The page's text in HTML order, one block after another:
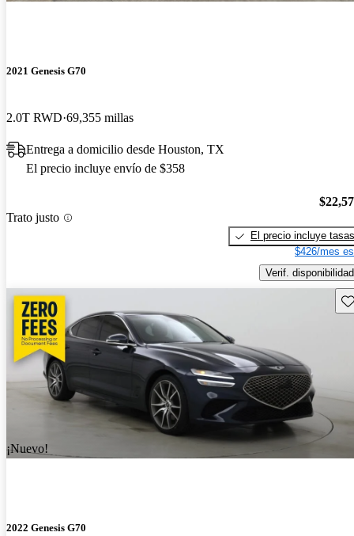
2021 Genesis G70
2.0T RWD 69,355 millas
Entrega a domicilio desde Houston, TX
El precio incluye envío de $358
Trato justo
El precio incluye tasas
$426/mes
Verif. disponibilidad
¡Nuevo!
2022 Genesis G70